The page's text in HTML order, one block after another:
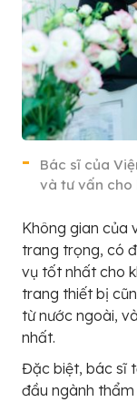
Bác sĩ của
và tư vấn cho
Không gian của
trang trọng, có
vụ tốt nhất cho
trang thiết bị
từ nước ngoài,
nhất.
Đặc biệt, bác sĩ
đầu ngành